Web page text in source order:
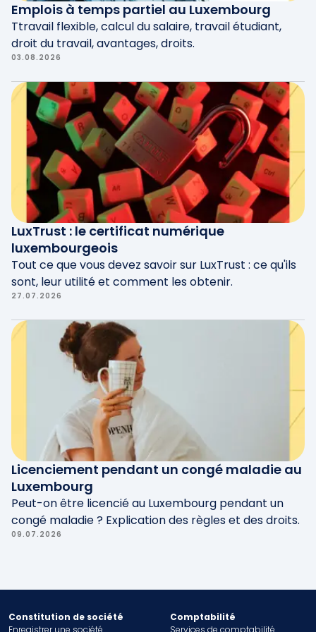
Emplois à temps partiel au Luxembourg
Ttravail flexible, calcul du salaire, travail étudiant,
droit du travail, avantages, droits.
03.08.2026
LuxTrust : le certificat numérique
luxembourgeois
Tout ce que vous devez savoir sur LuxTrust : ce qu'ils
sont, leur utilité et comment les obtenir.
27.07.2026
Licenciement pendant un congé maladie au
Luxembourg
Peut-on être licencié au Luxembourg pendant un
congé maladie ? Explication des règles et des droits.
09.07.2026
Constitution de société
Enregistrer une société
Comptabilité
Services de comptabilité